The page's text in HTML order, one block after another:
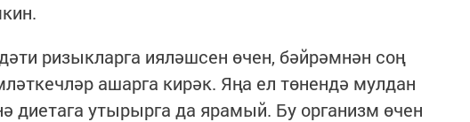
ризыкларга ияләшсен өчен, бәйрәмнән соң
ашарга кирәк. Яңа ел төнендә мулдан
диетага утырырга да ярамый. Бу организм өчен